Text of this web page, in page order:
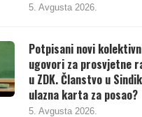
5. Avgusta 2026.
Potpisani novi
ugovori za prosvjetne
u ZDK. Članstvo u
ulazna karta za posao?
5. Avgusta 2026.